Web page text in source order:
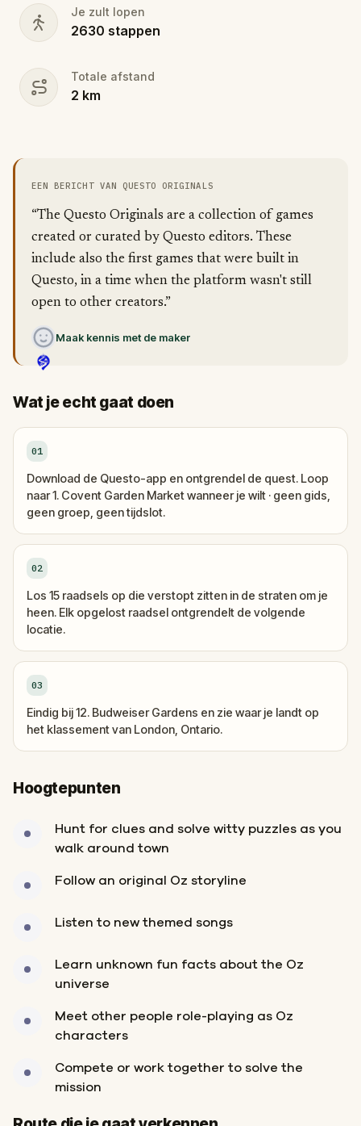
Je zult lopen
2630 stappen
Totale afstand
2 km
EEN BERICHT VAN QUESTO ORIGINALS
“The Questo Originals are a collection of games
created or curated by Questo editors. These
include also the first games that were built in
Questo, in a time when the platform wasn't still
open to other creators.”
Maak kennis met de maker
Wat je echt gaat doen
01
Download de Questo-app en ontgrendel de quest. Loop
naar 1. Covent Garden Market wanneer je wilt · geen gids,
geen groep, geen tijdslot.
02
Los 15 raadsels op die verstopt zitten in de straten om je
heen. Elk opgelost raadsel ontgrendelt de volgende
locatie.
03
Eindig bij 12. Budweiser Gardens en zie waar je landt op
het klassement van London, Ontario.
Hoogtepunten
Hunt for clues and solve witty puzzles as you
walk around town
Follow an original Oz storyline
Listen to new themed songs
Learn unknown fun facts about the Oz
universe
Meet other people role-playing as Oz
characters
Compete or work together to solve the
mission
Start
Finish